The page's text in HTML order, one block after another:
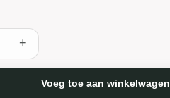
+
Voeg toe aan winkelwagen